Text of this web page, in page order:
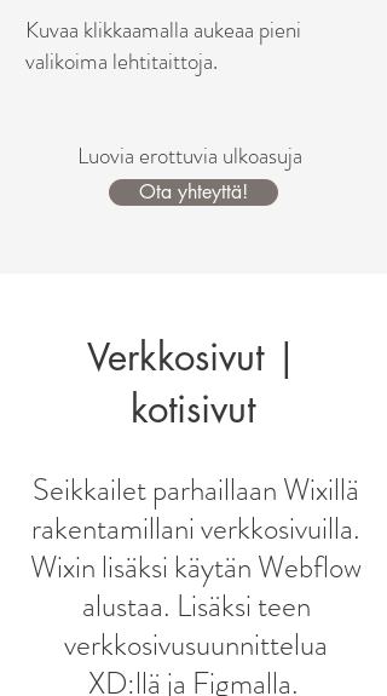
Kuvaa klikkaamalla aukeaa pieni
valikoima lehtitaittoja.
Luovia erottuvia ulkoasuja
Ota yhteyttä!
Verkkosivut |
kotisivut
Seikkailet parhaillaan Wixillä
rakentamillani verkkosivuilla.
Wixin lisäksi käytän Webflow
alustaa. Lisäksi teen
verkkosivusuunnittelua
XD:llä ja Figmalla.